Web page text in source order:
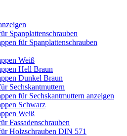
Spanplattenschrauben
für Spanplattenschrauben
Weiß
Hell Braun
Dunkel Braun
Sechskantmuttern
für Sechskantmuttern anzeigen
Schwarz
Weiß
Fassadenschrauben
Holzschrauben DIN 571